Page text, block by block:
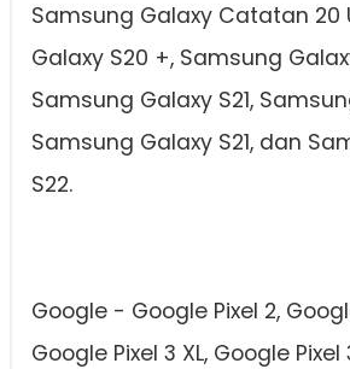
Samsung Galaxy Catatan 20
Galaxy S20 +, Samsung
Samsung Galaxy S21,
Samsung Galaxy S21, dan
S22.
Google - Google Pixel 2,
Google Pixel 3 XL, Google Pixel